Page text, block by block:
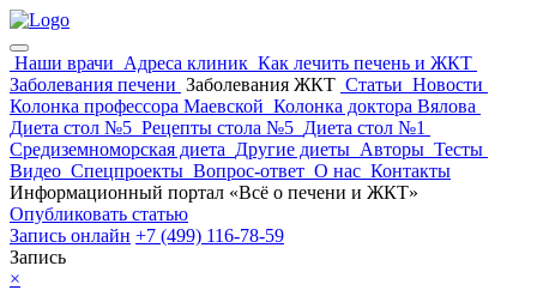
Наши врачи Адреса клиник Как лечить печень и ЖКТ
Заболевания печени Заболевания ЖКТ Статьи Новости
Колонка профессора Маевской Колонка доктора Вялова
Диета стол №5 Рецепты стола №5 Диета стол №1
Средиземноморская диета Другие диеты Авторы Тесты
Видео Спецпроекты Вопрос-ответ О нас Контакты
Информационный портал «Всё о печени и ЖКТ»
Опубликовать статью
Запись онлайн +7 (499) 116-78-59
Запись
×